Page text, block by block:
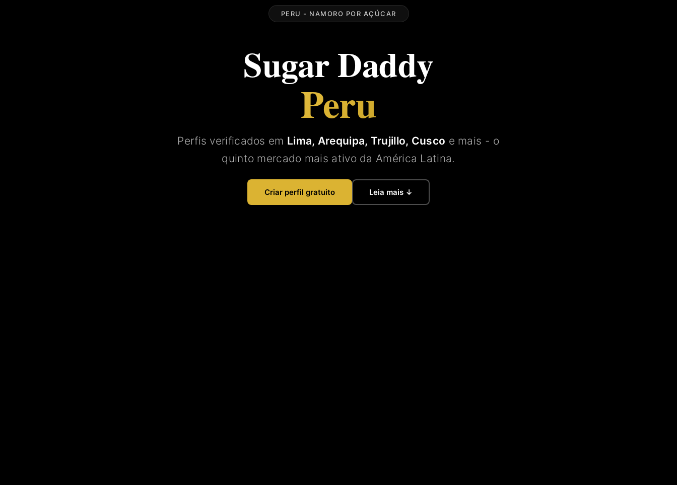
PERU - NAMORO POR AÇÚCAR
Sugar Daddy
Peru
Perfis verificados em Lima, Arequipa, Trujillo, Cusco e mais - o
quinto mercado mais ativo da América Latina.
Criar perfil gratuito Leia mais ↓